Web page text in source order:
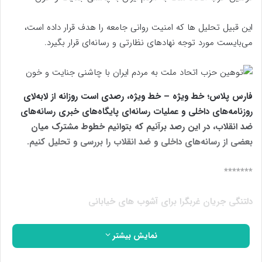
این قبیل تحلیل ها که امنیت روانی جامعه را هدف قرار داده است،
می‌بایست مورد توجه نهادهای نظارتی و رسانه‌ای قرار بگیرد.
فارس پلاس؛ خط ویژه – خط ویژه، رصدی است روزانه از لابه‌لای
روزنامه‌های داخلی و عملیات رسانه‌ای پایگاه‌های خبری رسانه‌های
ضد انقلاب، در این رصد برآنیم که بتوانیم خطوط مشترک میان
بعضی از رسانه‌های داخلی و ضد انقلاب را بررسی و تحلیل کنیم.
*******
دلتنگی جریان غربگرا برای آشوب های خیابانی
شبکه تروریستی اینترنشنال با آب و تاب به بازنشر مطلب منتشر شده
در یکی از روزنامه های منتسب به جریان غربگرا پرداخت.
نمایش بیشتر